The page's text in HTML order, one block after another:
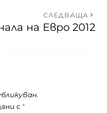
СЛЕДВАЩА
на Евро 2012
с *